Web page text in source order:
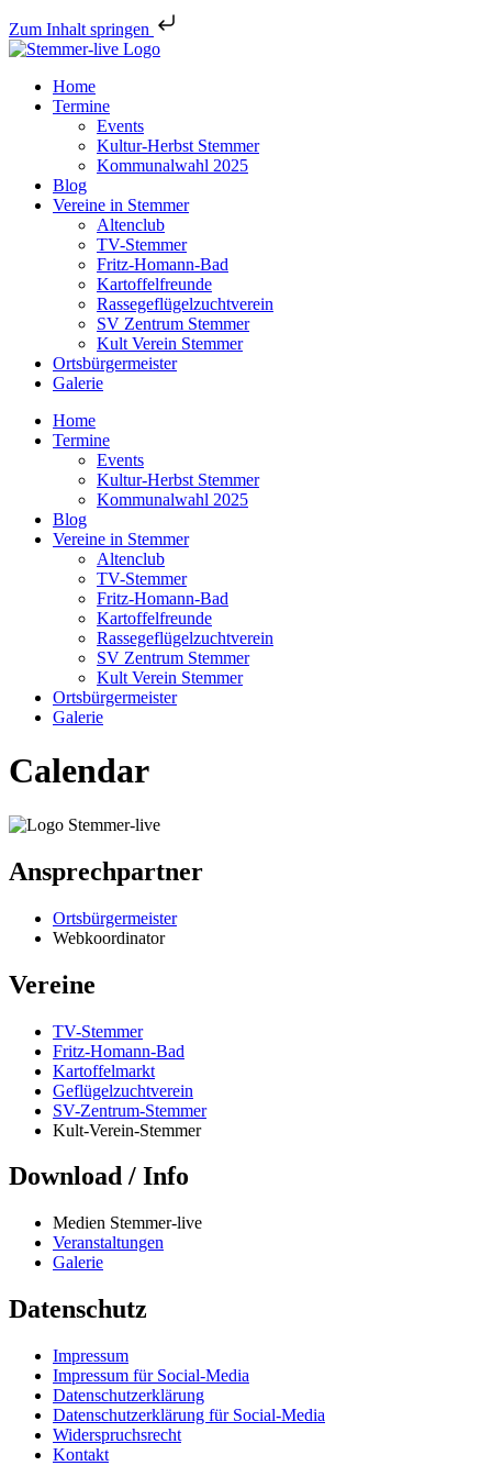
Zum Inhalt springen
Home
Termine
Events
Kultur-Herbst Stemmer
Kommunalwahl 2025
Blog
Vereine in Stemmer
Altenclub
TV-Stemmer
Fritz-Homann-Bad
Kartoffelfreunde
Rassegeflügelzuchtverein
SV Zentrum Stemmer
Kult Verein Stemmer
Ortsbürgermeister
Galerie
Home
Termine
Events
Kultur-Herbst Stemmer
Kommunalwahl 2025
Blog
Vereine in Stemmer
Altenclub
TV-Stemmer
Fritz-Homann-Bad
Kartoffelfreunde
Rassegeflügelzuchtverein
SV Zentrum Stemmer
Kult Verein Stemmer
Ortsbürgermeister
Galerie
Calendar
Ansprechpartner
Ortsbürgermeister
Webkoordinator
Vereine
TV-Stemmer
Fritz-Homann-Bad
Kartoffelmarkt
Geflügelzuchtverein
SV-Zentrum-Stemmer
Kult-Verein-Stemmer
Download / Info
Medien Stemmer-live
Veranstaltungen
Galerie
Datenschutz
Impressum
Impressum für Social-Media
Datenschutzerklärung
Datenschutzerklärung für Social-Media
Widerspruchsrecht
Kontakt